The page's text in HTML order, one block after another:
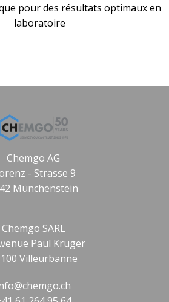
pour des résultats optimaux en
laboratoire
Chemgo AG
- Strasse 9
Münchenstein
Chemgo SARL
Paul Kruger
Villeurbanne